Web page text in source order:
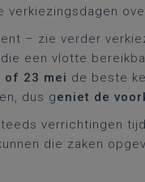
verkiezingsdagen
– zie verder
een vlotte
of 23 mei de beste
dus geniet de
verrichtingen
die zaken